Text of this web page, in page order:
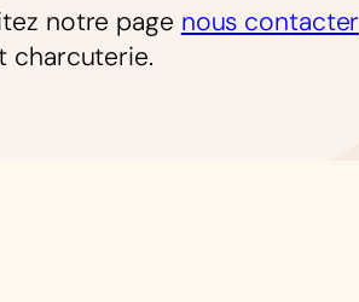
notre page nous contacter
charcuterie.